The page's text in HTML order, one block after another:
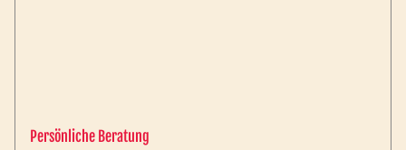
Persönliche Beratung